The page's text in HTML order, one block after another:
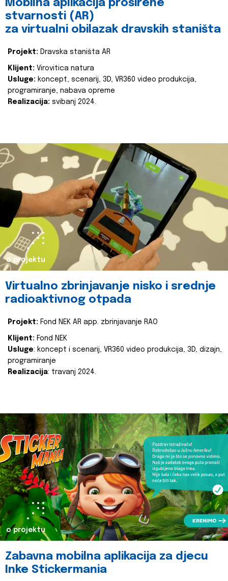
Mobilna aplikacija proširene
stvarnosti (AR)
za virtualni obilazak dravskih staništa
Projekt: Dravska staništa AR
Klijent: Virovitica natura
Usluge: koncept, scenarij, 3D, VR360 video produkcija,
programiranje, nabava opreme
Realizacija: svibanj 2024.
o projektu
Virtualno zbrinjavanje nisko i srednje
radioaktivnog otpada
Projekt: Fond NEK AR app. zbrinjavanje RAO
Klijent: Fond NEK
Usluge: koncept i scenarij, VR360 video produkcija, 3D, dizajn,
programiranje
Realizacija: travanj 2024.
o projektu
Zabavna mobilna aplikacija za djecu
Inke Stickermania